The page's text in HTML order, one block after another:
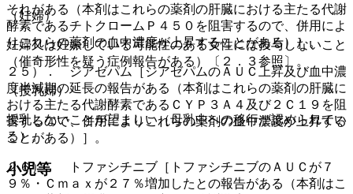
（妊婦）
妊婦又は妊娠している可能性のある女性には投与しないこと
（催奇形性を疑う症例報告がある）〔２．３参照〕。
（授乳婦）
授乳しないことが望ましい（母乳中への移行が認められてい
る）。
小児等
それがある（本剤はこれらの薬剤の肝臓における主たる代謝
酵素であるチトクロームＰ４５０を阻害するので、併用によ
りこれらの薬剤の血中濃度が上昇することがある）］。
２５）． ジアゼパム［ジアゼパムのＡＵＣ上昇及び血中濃
度半減期の延長の報告がある（本剤はこれらの薬剤の肝臓に
おける主たる代謝酵素であるＣＹＰ３Ａ４及び２Ｃ１９を阻
害するので、併用によりこれらの薬剤の血中濃度が上昇する
ことがある）］。
２６）． トファシチニブ［トファシチニブのＡＵＣが７
９％・Ｃｍａｘが２７％増加したとの報告がある（本剤はこ